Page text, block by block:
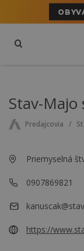
Stav-Majo
Predajcovia
Priemyselná
0907869821
https://